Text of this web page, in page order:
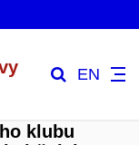
EN
klubu